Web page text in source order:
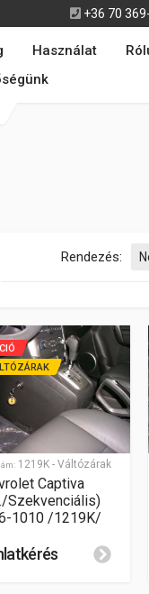
+36 70
Használat
Rendezés:
1219K - Váltózárak
Captiva
Szekvenciális)
1010 /1219K/